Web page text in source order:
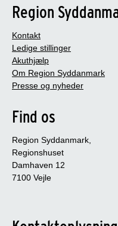
Region
Kontakt
Ledige stillinger
Akuthjælp
Om Region Syddanmark
Presse og nyheder
Find os
Region Syddanmark,
Regionshuset
Damhaven 12
7100 Vejle